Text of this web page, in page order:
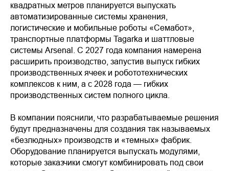
квадратных метров планируется выпускать
автоматизированные системы хранения,
логистические и мобильные роботы «Семабот»,
транспортные платформы Tagarka и шаттловые
системы Arsenal. С 2027 года компания намерена
расширить производство, запустив выпуск гибких
производственных ячеек и робототехнических
комплексов к ним, а с 2028 года — гибких
производственных систем полного цикла.
В компании пояснили, что разрабатываемые решения
будут предназначены для создания так называемых
«безлюдных» производств и «темных» фабрик.
Оборудование планируется выпускать модулями,
которые заказчики смогут комбинировать под свои